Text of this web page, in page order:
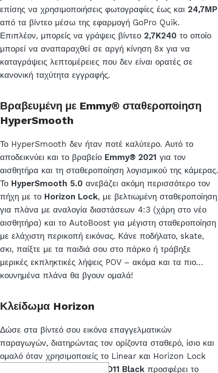
επίσης να χρησιμοποιήσεις φωτογραφίες έως και 24,7MP
από τα βίντεο μέσω της εφαρμογή GoPro Quik.
Επιπλέον, μπορείς να γράψεις βίντεο 2,7K240 το οποίο
μπορεί να αναπαραχθεί σε αργή κίνηση 8x για να
καταγράψεις λεπτομέρειες που δεν είναι ορατές σε
κανονική ταχύτητα εγγραφής.
Βραβευμένη με Emmy® σταθεροποίηση
HyperSmooth
Το HyperSmooth δεν ήταν ποτέ καλύτερο. Αυτό το
αποδεικνύει και το βραβείο Emmy® 2021 για τον
αισθητήρα και τη σταθεροποίηση λογισμικού της κάμερας.
Το HyperSmooth 5.0 ανεβάζει ακόμη περισσότερο τον
πήχη με το Horizon Lock, με βελτιωμένη σταθεροποίηση
για πλάνα με αναλογία διαστάσεων 4:3 (χάρη στο νέο
αισθητήρα) και το AutoBoost για μέγιστη σταθεροποίηση
με ελάχιστη περικοπή εικόνας. Κάνε ποδήλατο, skate,
σκι, παίξτε με τα παιδιά σου στο πάρκο ή τράβηξε
μερικές εκπληκτικές λήψεις POV – ακόμα και τα πιο…
κουνημένα πλάνα θα βγουν ομαλά!
Κλείδωμα Horizon
Δώσε στα βίντεό σου εικόνα επαγγελματικών
παραγωγών, διατηρώντας τον ορίζοντα σταθερό, ίσιο και
ομαλό όταν χρησιμοποιείς το Linear και Horizon Lock
HERO11 Black προσφέρει το